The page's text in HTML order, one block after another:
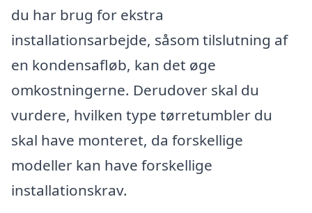
du har brug for ekstra
installationsarbejde, såsom tilslutning af
en kondensafløb, kan det øge
omkostningerne. Derudover skal du
vurdere, hvilken type tørretumbler du
skal have monteret, da forskellige
modeller kan have forskellige
installationskrav.